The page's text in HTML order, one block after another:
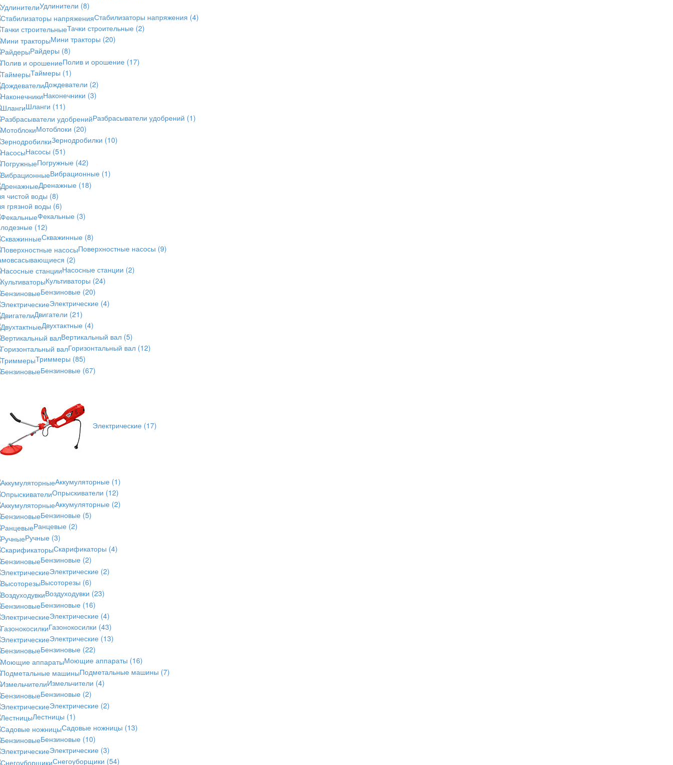
Удлинители (8)
Стабилизаторы напряжения (4)
Тачки строительные (2)
Мини тракторы (20)
Райдеры (8)
Полив и орошение (17)
Таймеры (1)
Дождеватели (2)
Наконечники (3)
Шланги (11)
Разбрасыватели удобрений (1)
Мотоблоки (20)
Зернодробилки (10)
Насосы (51)
Погружные (42)
Вибрационные (1)
Дренажные (18)
чистой воды (8)
грязной воды (6)
Фекальные (3)
(12)
Скважинные (8)
Поверхностные насосы (9)
(2)
Насосные станции (2)
Культиваторы (24)
Бензиновые (20)
Электрические (4)
Двигатели (21)
Двухтактные (4)
Вертикальный вал (5)
Горизонтальный вал (12)
Триммеры (85)
Бензиновые (67)
Электрические (17)
Аккумуляторные (1)
Опрыскиватели (12)
Аккумуляторные (2)
Бензиновые (5)
Ранцевые (2)
Ручные (3)
Скарификаторы (4)
Бензиновые (2)
Электрические (2)
Высоторезы (6)
Воздуходувки (23)
Бензиновые (16)
Электрические (4)
Газонокосилки (43)
Электрические (13)
Бензиновые (22)
Моющие аппараты (16)
Подметальные машины (7)
Измельчители (4)
Бензиновые (2)
Электрические (2)
Лестницы (1)
Садовые ножницы (13)
Бензиновые (10)
Электрические (3)
Снегоуборщики (54)